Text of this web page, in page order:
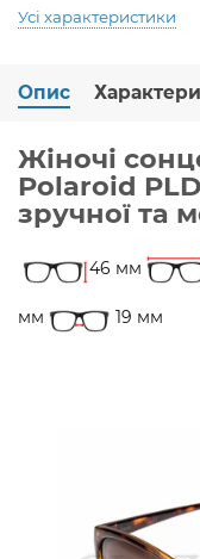
Усі характеристики
Опис
Жіночі
Polaroid
зручної та
46 мм
мм 19 мм